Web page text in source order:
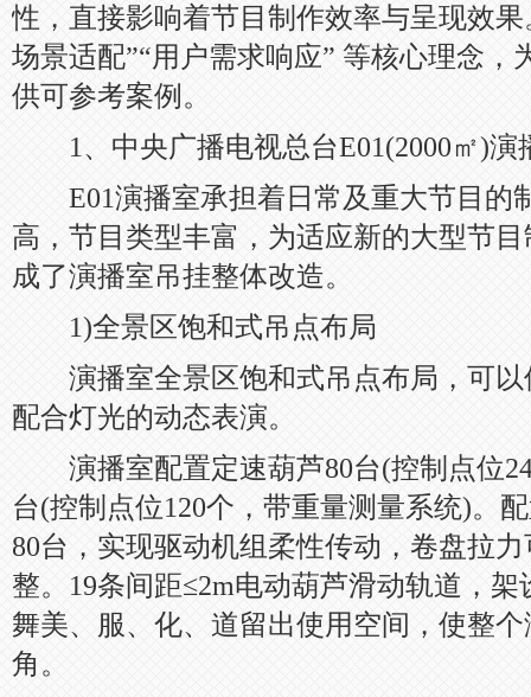
性，直接影响着节目制作效率与呈现效
场景适配”“用户需求响应” 等核心理念，
供可参考案例。
1、中央广播电视总台E01(2000㎡)演
E01演播室承担着日常及重大节目的
高，节目类型丰富，为适应新的大型节
成了演播室吊挂整体改造。
1)全景区饱和式吊点布局
演播室全景区饱和式吊点布局，可以
配合灯光的动态表演。
演播室配置定速葫芦80台(控制点位
台(控制点位120个，带重量测量系统)。
80台，实现驱动机组柔性传动，卷盘拉
整。19条间距≤2m电动葫芦滑动轨道，
舞美、服、化、道留出使用空间，使整
角。